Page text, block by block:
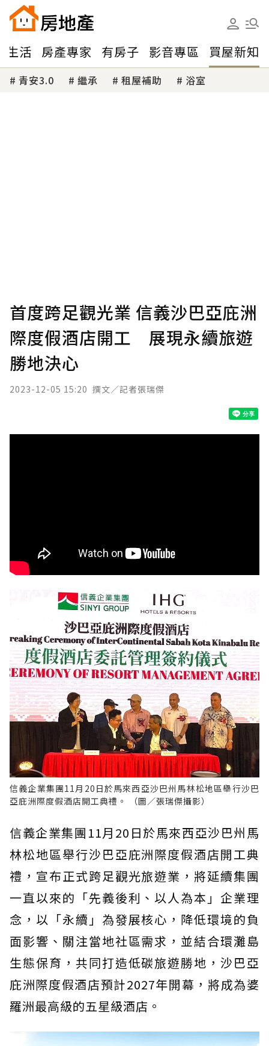
生活 房產專家 有房子 影音專區 買屋新知
青安3.0 繼承 租屋補助 浴室
首度跨足觀光業 信義沙巴亞庇洲
際度假酒店開工 展現永續旅遊
勝地決心
2023-12-05 15:20 撰文／記者張瑞傑
信義企業集團11月20日於馬來西亞沙巴州馬林松地區舉行沙巴
亞庇洲際度假酒店開工典禮。 （圖／張瑞傑攝影）
信義企業集團11月20日於馬來西亞沙巴州馬
林松地區舉行沙巴亞庇洲際度假酒店開工典
禮，宣布正式跨足觀光旅遊業，將延續集團
一直以來的「先義後利、以人為本」企業理
念，以「永續」為發展核心，降低環境的負
面影響、關注當地社區需求，並結合環灘島
生態保育，共同打造低碳旅遊勝地，沙巴亞
庇洲際度假酒店預計2027年開幕，將成為婆
羅洲最高級的五星級酒店。